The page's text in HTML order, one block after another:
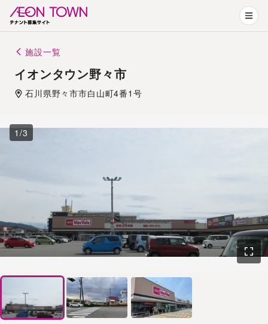
施設一覧
イオンタウン野々市
石川県野々市市白山町4番1号
1 /3